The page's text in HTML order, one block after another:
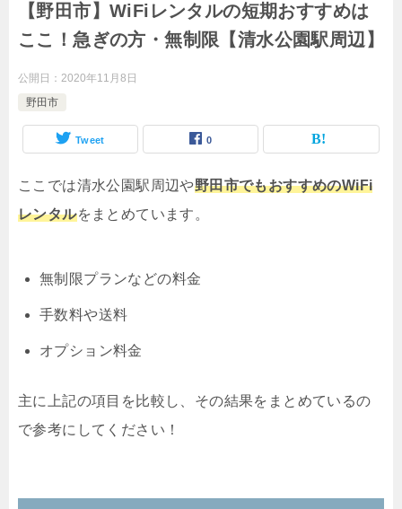
【野田市】WiFiレンタルの短期おすすめは
ここ！急ぎの方・無制限【清水公園駅周辺】
公開日： 2020年11月8日
野田市
Tweet 0
ここでは清水公園駅周辺や野田市でもおすすめのWiFi
レンタルをまとめています。
無制限プランなどの料金
手数料や送料
オプション料金
主に上記の項目を比較し、その結果をまとめているの
で参考にしてください！